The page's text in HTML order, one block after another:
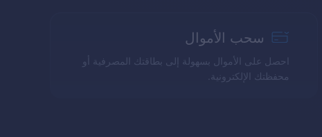
سحب الأموال
احصل على الأموال بسهولة إلى بطاقتك المصرفية أو
محفظتك الإلكترونية.